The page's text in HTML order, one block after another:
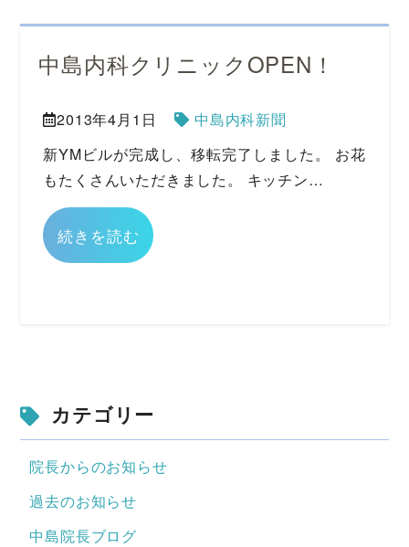
中島内科クリニックOPEN！
2013年4月1日
中島内科新聞
新YMビルが完成し、移転完了しました。 お花
もたくさんいただきました。 キッチン…
続きを読む
カテゴリー
院長からのお知らせ
過去のお知らせ
中島院長ブログ